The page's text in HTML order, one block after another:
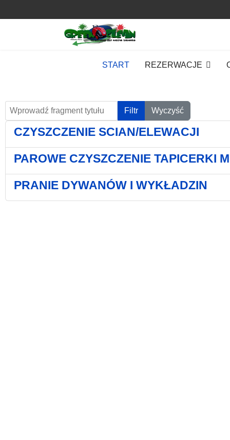
START REZERWACJE
Wprowadź fragment tytułu Filtr Wyczyść
CZYSZCZENIE SCIAN/ELEWACJI
PAROWE CZYSZCZENIE TAPICERKI
PRANIE DYWANÓW I WYKŁADZIN